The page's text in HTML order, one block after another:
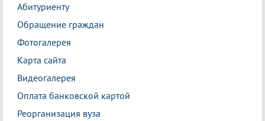
Абитуриенту
Обращение граждан
Фотогалерея
Карта сайта
Видеогалерея
Оплата банковской картой
Реорганизация вуза